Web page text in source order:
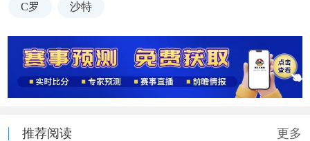
C罗 沙特
推荐阅读 更多